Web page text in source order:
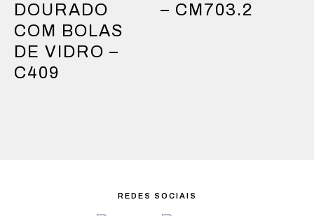
DOURADO
COM BOLAS
DE VIDRO –
C409
– CM703.2
REDES SOCIAIS